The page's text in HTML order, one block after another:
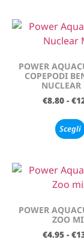
POWER
COPEPODI
€8.80 - €
Scegli
POWER
ZOO
€4.95 - €